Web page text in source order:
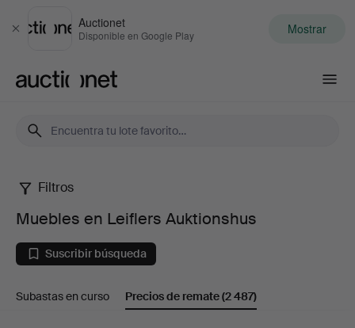
Cerrar
Auctionet
Disponible en Google Play Mostrar
Muebles
en
Leiflers
Auktionshus
Filtros
Muebles en Leiflers Auktionshus
Suscribir búsqueda
Subastas en curso Precios de remate(2 487)